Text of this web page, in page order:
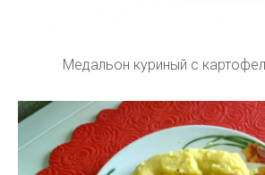
Медальон куриный с